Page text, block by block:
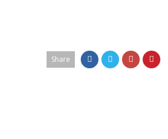
Share